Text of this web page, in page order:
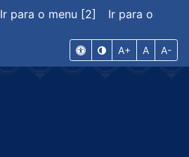
Ir para o menu [2]
Ir para o
A+ A A-